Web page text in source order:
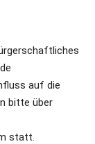
auf die
bitte über
statt.